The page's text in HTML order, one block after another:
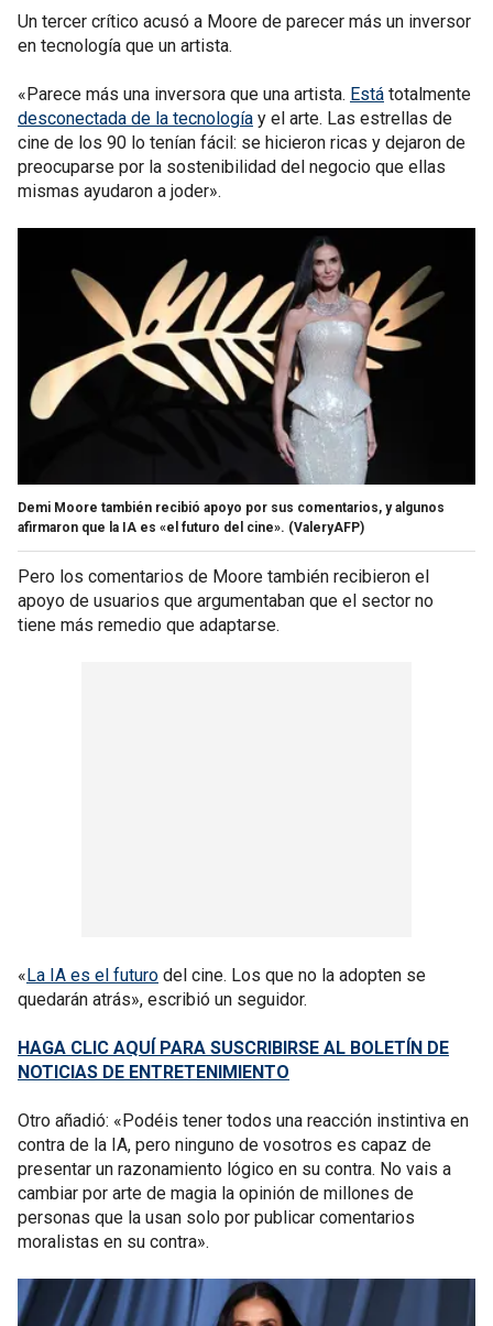
Un tercer crítico acusó a Moore de parecer más un inversor
en tecnología que un artista.
«Parece más una inversora que una artista. Está totalmente
desconectada de la tecnología y el arte. Las estrellas de
cine de los 90 lo tenían fácil: se hicieron ricas y dejaron de
preocuparse por la sostenibilidad del negocio que ellas
mismas ayudaron a joder».
Demi Moore también recibió apoyo por sus comentarios, y algunos
afirmaron que la IA es «el futuro del cine». (ValeryAFP)
Pero los comentarios de Moore también recibieron el
apoyo de usuarios que argumentaban que el sector no
tiene más remedio que adaptarse.
«La IA es el futuro del cine. Los que no la adopten se
quedarán atrás», escribió un seguidor.
HAGA CLIC AQUÍ PARA SUSCRIBIRSE AL BOLETÍN DE
NOTICIAS DE ENTRETENIMIENTO
Otro añadió: «Podéis tener todos una reacción instintiva en
contra de la IA, pero ninguno de vosotros es capaz de
presentar un razonamiento lógico en su contra. No vais a
cambiar por arte de magia la opinión de millones de
personas que la usan solo por publicar comentarios
moralistas en su contra».